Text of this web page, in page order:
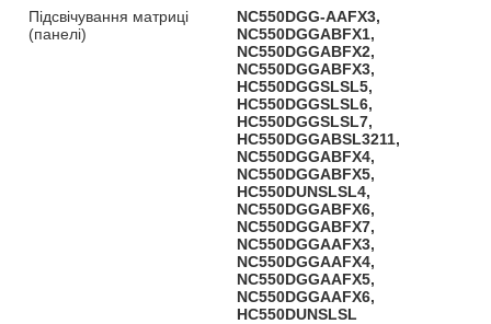
Підсвічування матриці
(панелі)
NC550DGG-AAFX3,
NC550DGGABFX1,
NC550DGGABFX2,
NC550DGGABFX3,
HC550DGGSLSL5,
HC550DGGSLSL6,
HC550DGGSLSL7,
HC550DGGABSL3211,
NC550DGGABFX4,
NC550DGGABFX5,
HC550DUNSLSL4,
NC550DGGABFX6,
NC550DGGABFX7,
NC550DGGAAFX3,
NC550DGGAAFX4,
NC550DGGAAFX5,
NC550DGGAAFX6,
HC550DUNSLSL